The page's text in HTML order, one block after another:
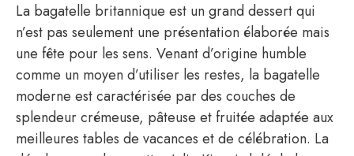
La bagatelle britannique est un grand dessert qui
n’est pas seulement une présentation élaborée mais
une fête pour les sens. Venant d’origine humble
comme un moyen d’utiliser les restes, la bagatelle
moderne est caractérisée par des couches de
splendeur crémeuse, pâteuse et fruitée adaptée aux
meilleures tables de vacances et de célébration. La